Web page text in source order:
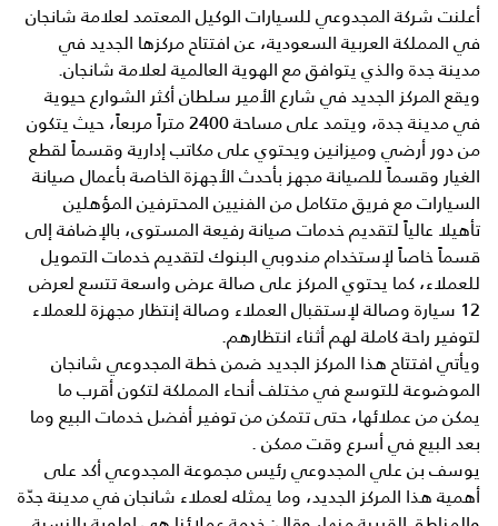
أعلنت شركة المجدوعي للسيارات الوكيل المعتمد لعلامة شانجان
في المملكة العربية السعودية، عن افتتاح مركزها الجديد في
مدينة جدة والذي يتوافق مع الهوية العالمية لعلامة شانجان.
ويقع المركز الجديد في شارع الأمير سلطان أكثر الشوارع حيوية
في مدينة جدة، ويتمد على مساحة 2400 متراً مربعاً، حيث يتكون
من دور أرضي وميزانين ويحتوي على مكاتب إدارية وقسماً لقطع
الغيار وقسماً للصيانة مجهز بأحدث الأجهزة الخاصة بأعمال صيانة
السيارات مع فريق متكامل من الفنيين المحترفين المؤهلين
تأهيلا عالياً لتقديم خدمات صيانة رفيعة المستوى، بالإضافة إلى
قسماً خاصاً لإستخدام مندوبي البنوك لتقديم خدمات التمويل
للعملاء، كما يحتوي المركز على صالة عرض واسعة تتسع لعرض
12 سيارة وصالة لإستقبال العملاء وصالة إنتظار مجهزة للعملاء
لتوفير راحة كاملة لهم أثناء انتظارهم.
ويأتي افتتاح هذا المركز الجديد ضمن خطة المجدوعي شانجان
الموضوعة للتوسع في مختلف أنحاء المملكة لتكون أقرب ما
يمكن من عملائها، حتى تتمكن من توفير أفضل خدمات البيع وما
بعد البيع في أسرع وقت ممكن .
يوسف بن علي المجدوعي رئيس مجموعة المجدوعي أكد على
أهمية هذا المركز الجديد، وما يمثله لعملاء شانجان في مدينة جدّة